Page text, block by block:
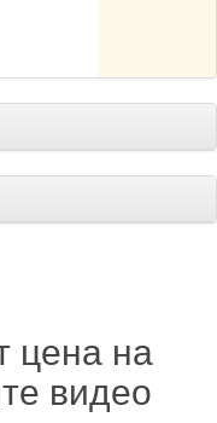
цена на
видео